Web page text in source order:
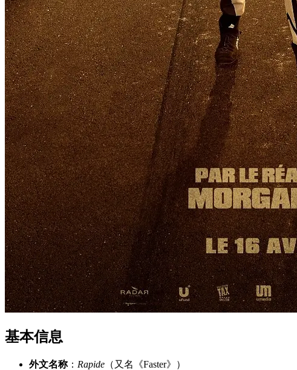
基本信息
外文名称： Rapide （又名《Faster》）